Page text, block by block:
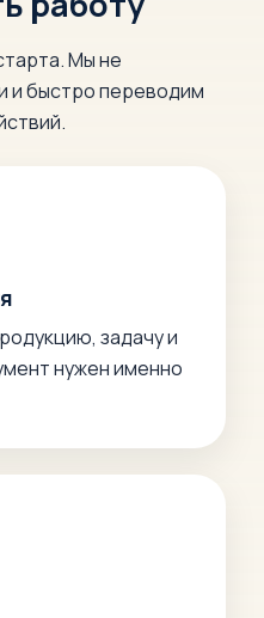
Мы не
и быстро переводим
задачу и
нужен именно